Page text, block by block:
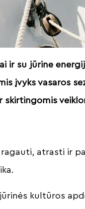
ir su jūrine
įvyks vasaros
skirtingomis
atrasti ir
kultūros